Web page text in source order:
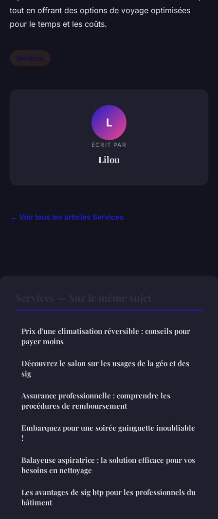
tout en offrant des options de voyage optimisées
pour le temps et les coûts.
Services
L
ECRIT PAR
Lilou
← Voir tous les articles Services
Prix d'une climatisation réversible : conseils pour
payer moins
Découvrez le salon sur les usages de la géo et des
sig
Assurance professionnelle : comprendre les
procédures de remboursement
Embarquez pour une soirée guinguette inoubliable
!
Balayeuse aspiratrice : la solution efficace pour vos
besoins en nettoyage
Les avantages de sig btp pour les professionnels du
bâtiment